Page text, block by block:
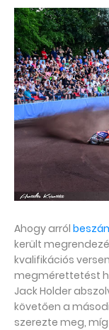
Ahogy arról
került
kvalifikációs
megmérettetést
Jack Holder
követően a
szerezte meg,